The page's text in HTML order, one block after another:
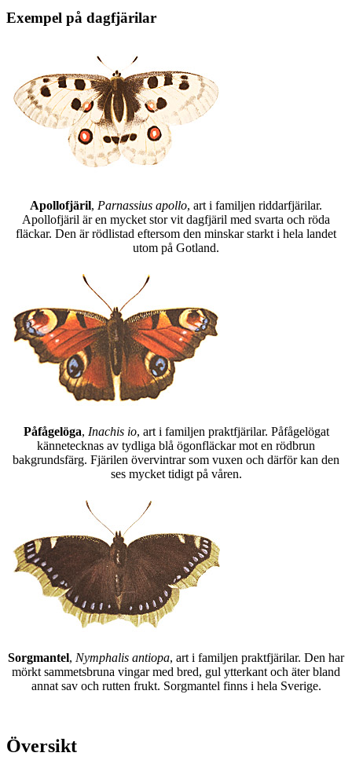
Exempel på dagfjärilar
Apollofjäril, Parnassius apollo, art i familjen riddarfjärilar.
Apollofjäril är en mycket stor vit dagfjäril med svarta och röda
fläckar. Den är rödlistad eftersom den minskar starkt i hela landet
utom på Gotland.
Påfågelöga, Inachis io, art i familjen praktfjärilar. Påfågelögat
kännetecknas av tydliga blå ögonfläckar mot en rödbrun
bakgrundsfärg. Fjärilen övervintrar som vuxen och därför kan den
ses mycket tidigt på våren.
Sorgmantel, Nymphalis antiopa, art i familjen praktfjärilar. Den har
mörkt sammetsbruna vingar med bred, gul ytterkant och äter bland
annat sav och rutten frukt. Sorgmantel finns i hela Sverige.
Översikt